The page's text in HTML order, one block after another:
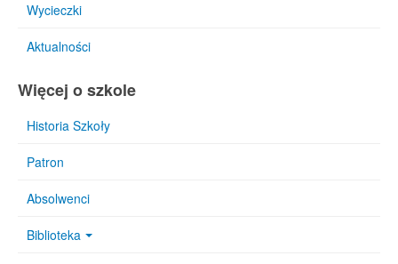
Wycieczki
Aktualności
Więcej o szkole
Historia Szkoły
Patron
Absolwenci
Biblioteka